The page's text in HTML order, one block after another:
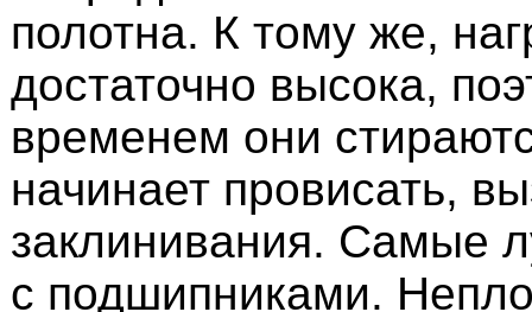
полотна. К тому же,
достаточно высока,
временем они
начинает провисать,
заклинивания. Самые
с подшипниками.